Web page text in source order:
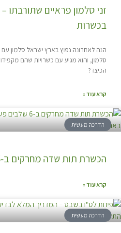
זני סלמון פראיים שתורבתו
בכשרות
הנה לאחרונה נפוץ בארץ ישראל סלמון עם
סלמון, והוא מגיע עם כשרויות שהם
הכיצד?
קרא עוד »
הדרכה מעשית
הכשרת תות שדה מחרקים ב-6 שלבים פשוטים
קרא עוד »
הדרכה מעשית